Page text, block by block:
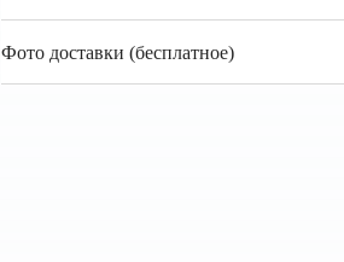
Фото доставки (бесплатное)